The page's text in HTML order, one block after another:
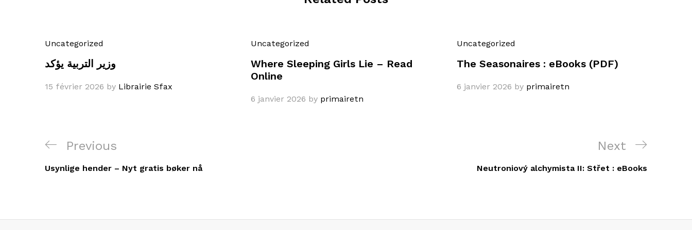
Uncategorized
وزير التربية يؤكد
15 février 2026 by Librairie Sfax
Uncategorized
Where Sleeping Girls Lie – Read
Online
6 janvier 2026 by primairetn
Uncategorized
The Seasonaires : eBooks (PDF)
6 janvier 2026 by primairetn
Navigation
de
Previous
Post
Previous
Usynlige hender – Nyt gratis bøker nå
Next
Post
Next
Neutroniový alchymista II: Střet : eBooks